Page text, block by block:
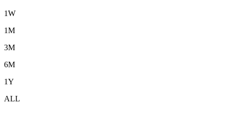
1W
1M
3M
6M
1Y
ALL